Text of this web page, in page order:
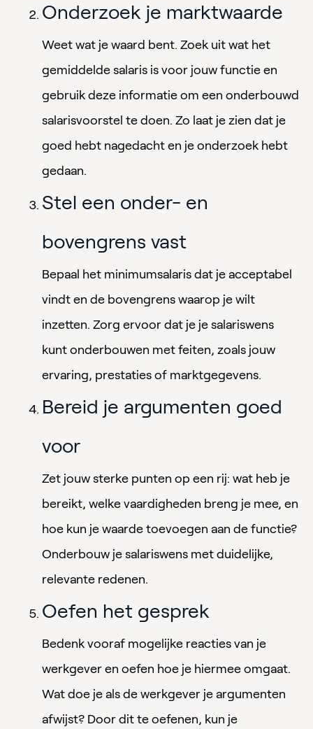
Onderzoek je marktwaarde
Weet wat je waard bent. Zoek uit wat het
gemiddelde salaris is voor jouw functie en
gebruik deze informatie om een onderbouwd
salarisvoorstel te doen. Zo laat je zien dat je
goed hebt nagedacht en je onderzoek hebt
gedaan.
Stel een onder- en
bovengrens vast
Bepaal het minimumsalaris dat je acceptabel
vindt en de bovengrens waarop je wilt
inzetten. Zorg ervoor dat je je salariswens
kunt onderbouwen met feiten, zoals jouw
ervaring, prestaties of marktgegevens.
Bereid je argumenten goed
voor
Zet jouw sterke punten op een rij: wat heb je
bereikt, welke vaardigheden breng je mee, en
hoe kun je waarde toevoegen aan de functie?
Onderbouw je salariswens met duidelijke,
relevante redenen.
Oefen het gesprek
Bedenk vooraf mogelijke reacties van je
werkgever en oefen hoe je hiermee omgaat.
Wat doe je als de werkgever je argumenten
afwijst? Door dit te oefenen, kun je